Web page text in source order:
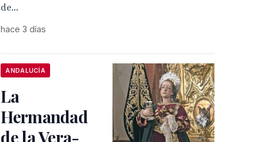
de...
hace 3 días
ANDALUCÍA
La
Hermandad
de la Vera-